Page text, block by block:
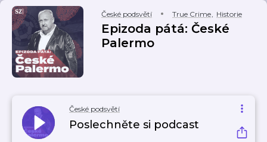
České podsvětí True Crime, Historie
Epizoda pátá: České
Palermo
České podsvětí
Poslechněte si podcast